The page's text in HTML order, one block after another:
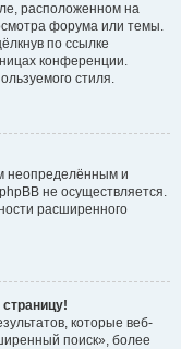
расположенном на
форума или темы.
по ссылке
конференции.
стиля.
неопределённым и
не осуществляется.
расширенного
которые веб-
поиск», более